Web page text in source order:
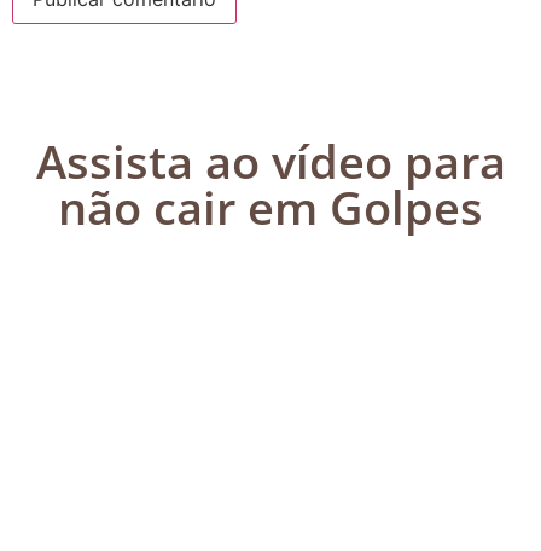
Assista ao vídeo para
não cair em Golpes